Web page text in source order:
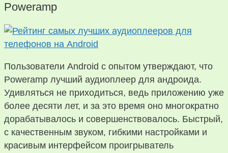
Poweramp
Пользователи Android с опытом утверждают, что
Poweramp лучший аудиоплеер для андроида.
Удивляться не приходиться, ведь приложению уже
более десяти лет, и за это время оно многократно
дорабатывалось и совершенствовалось. Быстрый,
с качественным звуком, гибкими настройками и
красивым интерфейсом проигрыватель